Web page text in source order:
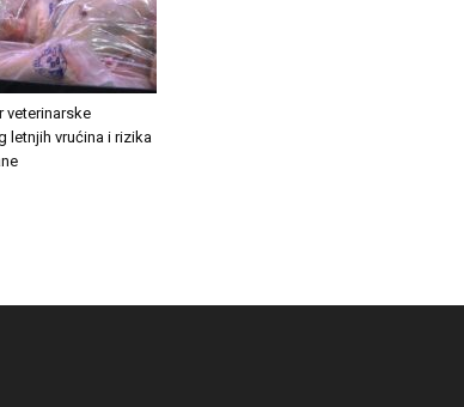
veterinarske
letnjih vrućina i rizika